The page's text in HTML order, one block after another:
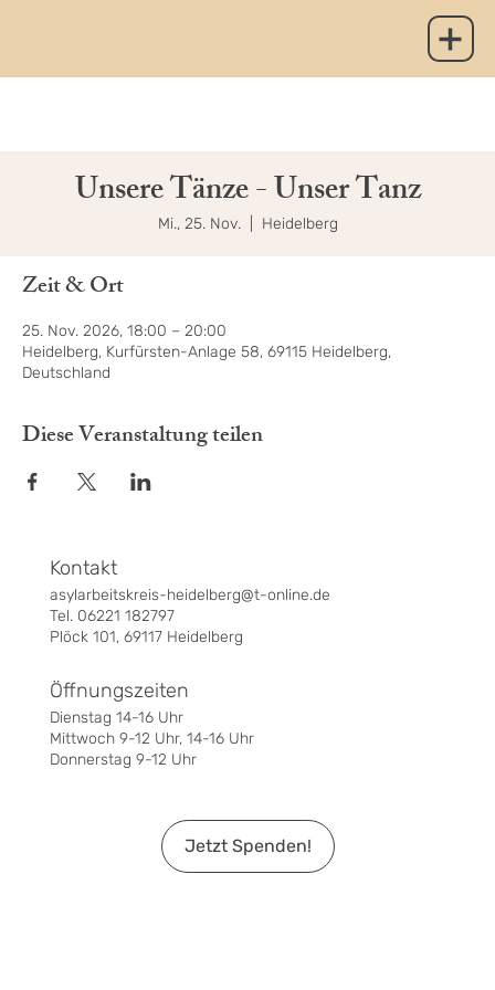
Unsere Tänze - Unser Tanz
Mi., 25. Nov.
  |
Heidelberg
Zeit & Ort
25. Nov. 2026, 18:00 – 20:00
Heidelberg, Kurfürsten-Anlage 58, 69115 Heidelberg,
Deutschland
Diese Veranstaltung teilen
Jetzt Spenden!
asylarbeitskreis-heidelberg@t-online.de
Tel. 06221 182797
Plöck 101, 69117 Heidelberg
Kontakt
Dienstag 14-16 Uhr
Mittwoch 9-12 Uhr, 14-16 Uhr
Donnerstag 9-12 Uhr
Öffnungszeiten